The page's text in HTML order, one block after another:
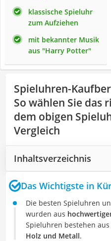
klassische Spieluhr
zum Aufziehen
mit bekannter Musik
aus "Harry Potter"
Spieluhren-
So wählen Sie das
dem obigen
Vergleich
Inhaltsverzeichnis
Das Wichtigste in
Die besten Spieluhren
wurden aus
Spieluhren bestehen aus
Holz und Metall.